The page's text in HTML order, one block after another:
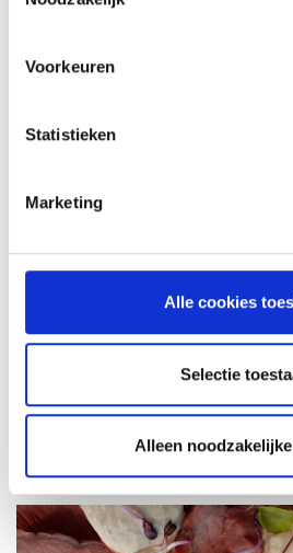
Voorkeuren
Statistieken
Marketing
Alle cookies
Selectie
Alleen
RECEPT